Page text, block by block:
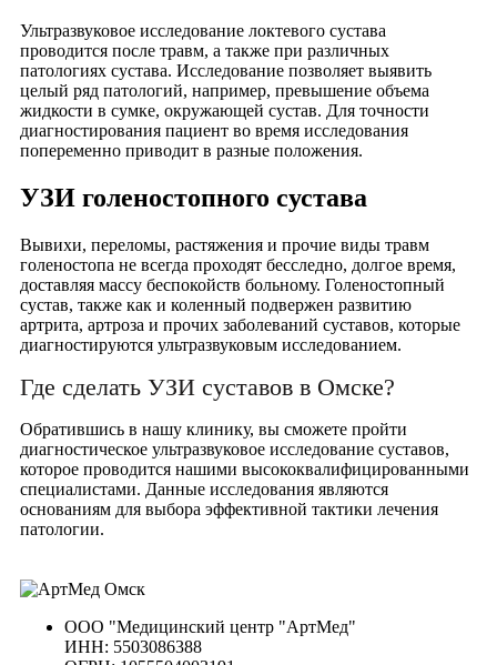
Ультразвуковое исследование локтевого сустава
проводится после травм, а также при различных
патологиях сустава. Исследование позволяет выявить
целый ряд патологий, например, превышение объема
жидкости в сумке, окружающей сустав. Для точности
диагностирования пациент во время исследования
попеременно приводит в разные положения.
УЗИ голеностопного сустава
Вывихи, переломы, растяжения и прочие виды травм
голеностопа не всегда проходят бесследно, долгое время,
доставляя массу беспокойств больному. Голеностопный
сустав, также как и коленный подвержен развитию
артрита, артроза и прочих заболеваний суставов, которые
диагностируются ультразвуковым исследованием.
Где сделать УЗИ суставов в Омске?
Обратившись в нашу клинику, вы сможете пройти
диагностическое ультразвуковое исследование суставов,
которое проводится нашими высококвалифицированными
специалистами. Данные исследования являются
основаниям для выбора эффективной тактики лечения
патологии.
ООО "Медицинский центр "АртМед"
ИНН: 5503086388